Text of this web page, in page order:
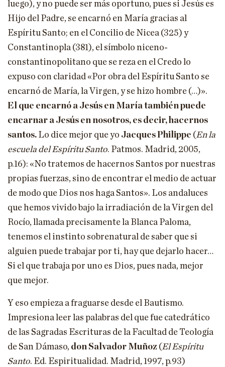
luego), y no puede ser más oportuno, pues si Jesús es
Hijo del Padre, se encarnó en María gracias al
Espíritu Santo; en el Concilio de Nicea (325) y
Constantinopla (381), el símbolo niceno-
constantinopolitano que se reza en el Credo lo
expuso con claridad «Por obra del Espíritu Santo se
encarnó de María, la Virgen, y se hizo hombre (…)».
El que encarnó a Jesús en María también puede
encarnar a Jesús en nosotros, es decir, hacernos
santos. Lo dice mejor que yo Jacques Philippe (En la
escuela del Espíritu Santo. Patmos. Madrid, 2005,
p.16): «No tratemos de hacernos Santos por nuestras
propias fuerzas, sino de encontrar el medio de actuar
de modo que Dios nos haga Santos». Los andaluces
que hemos vivido bajo la irradiación de la Virgen del
Rocío, llamada precisamente la Blanca Paloma,
tenemos el instinto sobrenatural de saber que si
alguien puede trabajar por ti, hay que dejarlo hacer…
Si el que trabaja por uno es Dios, pues nada, mejor
que mejor.
Y eso empieza a fraguarse desde el Bautismo.
Impresiona leer las palabras del que fue catedrático
de las Sagradas Escrituras de la Facultad de Teología
de San Dámaso, don Salvador Muñoz (El Espíritu
Santo. Ed. Espiritualidad. Madrid, 1997, p.93)